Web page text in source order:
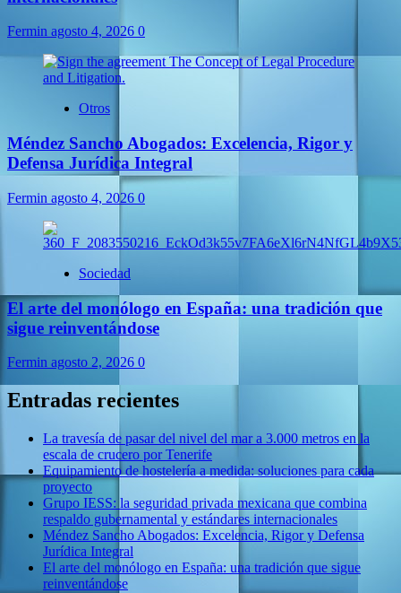
Fermin agosto 4, 2026 0
Otros
Méndez Sancho Abogados: Excelencia, Rigor y
Defensa Jurídica Integral
Fermin agosto 4, 2026 0
Sociedad
El arte del monólogo en España: una tradición que
sigue reinventándose
Fermin agosto 2, 2026 0
Entradas recientes
La travesía de pasar del nivel del mar a 3.000 metros en la
escala de crucero por Tenerife
Equipamiento de hostelería a medida: soluciones para cada
proyecto
Grupo IESS: la seguridad privada mexicana que combina
respaldo gubernamental y estándares internacionales
Méndez Sancho Abogados: Excelencia, Rigor y Defensa
Jurídica Integral
El arte del monólogo en España: una tradición que sigue
reinventándose